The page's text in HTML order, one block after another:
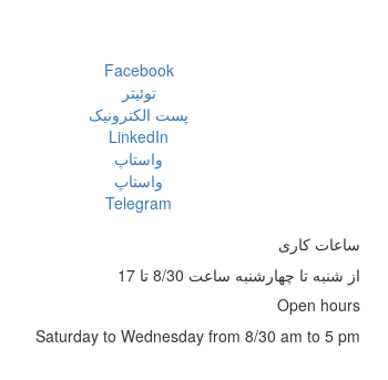
Facebook
توئیتر
پست الکترونیک
LinkedIn
واستاپ
واستاپ
Telegram
ساعات کاری
از شنبه تا چهارشنبه ساعت 8/30 تا 17
Open hours
Saturday to Wednesday from 8/30 am to 5 pm